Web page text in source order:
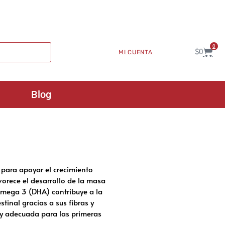
MI CUENTA $0
0
Blog
apoyar el crecimiento
el desarrollo de la masa
3 (DHA) contribuye a la
gracias a sus fibras y
para las primeras